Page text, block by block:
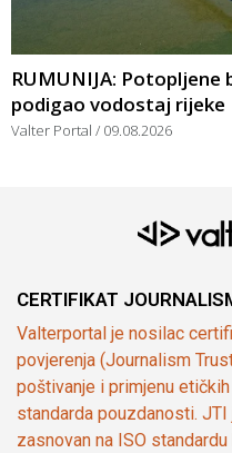
RUMUNIJA: Potopljene
podigao vodostaj rijeke
Valter Portal 09.08.2026
CERTIFIKAT
Valterportal je nosilac
povjerenja (Journalism
poštivanje i primjenu
standarda pouzdanosti.
zasnovan na ISO